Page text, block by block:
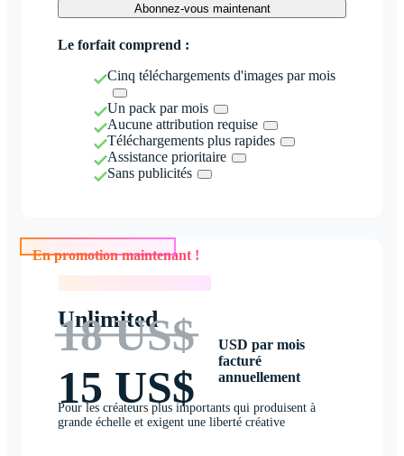
Abonnez-vous maintenant
Le forfait comprend :
Cinq téléchargements d'images par mois
Un pack par mois
Aucune attribution requise
Téléchargements plus rapides
Assistance prioritaire
Sans publicités
En promotion maintenant !
Unlimited
18 US$
15 US$
USD par mois
facturé
annuellement
Pour les créateurs plus importants qui produisent à
grande échelle et exigent une liberté créative